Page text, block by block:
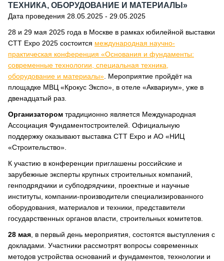
ТЕХНИКА, ОБОРУДОВАНИЕ И МАТЕРИАЛЫ»
Дата проведения 28.05.2025 - 29.05.2025
28 и 29 мая 2025 года в Москве в рамках юбилейной выставки
CTT Expo 2025 состоится международная научно-
практическая конференция «Основания и фундаменты:
современные технологии, специальная техника,
оборудование и материалы» . Мероприятие пройдёт на
площадке МВЦ «Крокус Экспо», в отеле «Аквариум», уже в
двенадцатый раз.
Организатором традиционно является Международная
Ассоциация Фундаментостроителей. Официальную
поддержку оказывают выставка CTT Expo и АО «НИЦ
«Строительство».
К участию в конференции приглашены российские и
зарубежные эксперты крупных строительных компаний,
генподрядчики и субподрядчики, проектные и научные
институты, компании-производители специализированного
оборудования, материалов и техники, представители
государственных органов власти, строительных комитетов.
28 мая , в первый день мероприятия, состоятся выступления с
докладами. Участники рассмотрят вопросы современных
методов устройства оснований и фундаментов, технологии и